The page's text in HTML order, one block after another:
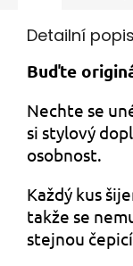
Detailní
Buďte
Nechte se
si stylový
osobnost.
Každý kus
takže se
stejnou